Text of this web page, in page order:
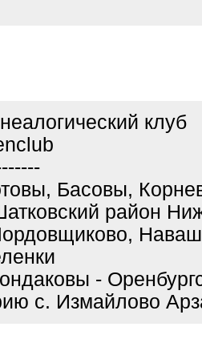
клуб
Басовы,
район
-
с. Измайлово